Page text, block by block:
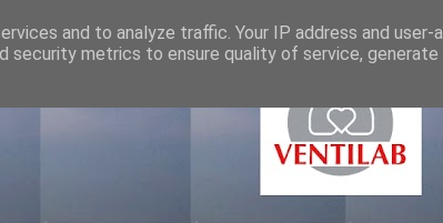
and to analyze traffic. Your IP address and user-
security metrics to ensure quality of service, generate